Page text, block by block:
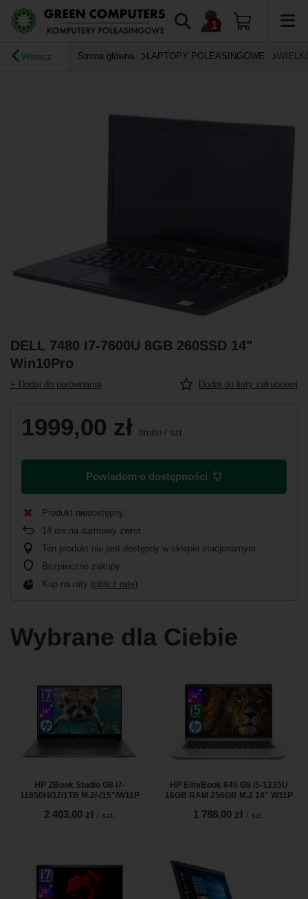
Wstecz Strona główna LAPTOPY POLEASINGOWE
DELL 7480 I7-7600U 8GB 260SSD 14"
Win10Pro
+ Dodaj do porównania Dodaj do listy zakupowej
1999,00 zł brutto / szt.
Powiadom o dostępności
Produkt niedostępny
14 dni na darmowy zwrot
Ten produkt nie jest dostępny w sklepie stacjonarnym
Bezpieczne zakupy
Kup na raty (oblicz ratę)
Wybrane dla Ciebie
HP ZBook Studio G8 i7-
11850H/32/1TB M.2/-/15"/W11P
2 403,00 zł / szt.
HP EliteBook 640 G9 i5-1235U
16GB RAM 256GB M.2 14" W11P
1 788,00 zł / szt.